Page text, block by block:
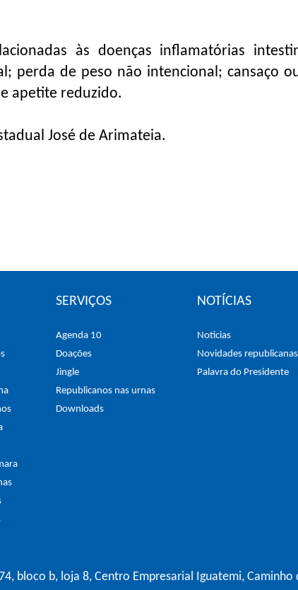
às doenças inflamatórias
perda de peso não intencional; cansaço
apetite reduzido.
José de Arimateia.
SERVIÇOS
Agenda 10
Doações
Jingle
Republicanos nas urnas
Downloads
NOTÍCIAS
Noticias
Novidades republicanas
Palavra do Presidente
bloco b, loja 8, Centro Empresarial Iguatemi,